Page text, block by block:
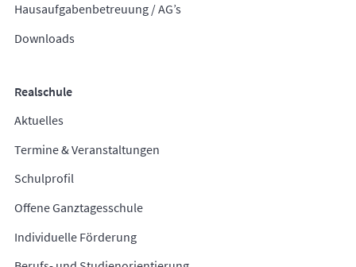
Hausaufgabenbetreuung / AG’s
Downloads
Realschule
Aktuelles
Termine & Veranstaltungen
Schulprofil
Offene Ganztagesschule
Individuelle Förderung